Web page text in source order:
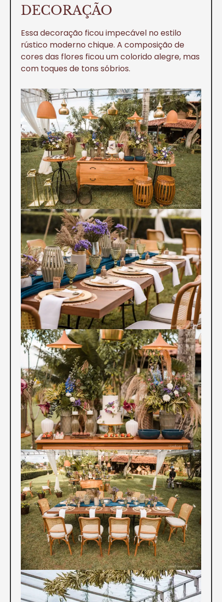
DECORAÇÃO
Essa decoração ficou impecável no estilo
rústico moderno chique. A composição de
cores das flores ficou um colorido alegre, mas
com toques de tons sóbrios.